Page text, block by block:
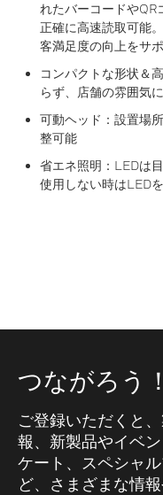
れたバーコードやQR
正確に高速読取可能
客満足度の向上をサ
コンパクトな形状＆
らず、店舗の雰囲気
可動ヘッド：設置場
整可能
省エネ照明：LEDは
使用しない時はLED
つながろう！
ご登録いただくと
報、新製品やイベ
ケート、スペシャ
ど、さまざまな情